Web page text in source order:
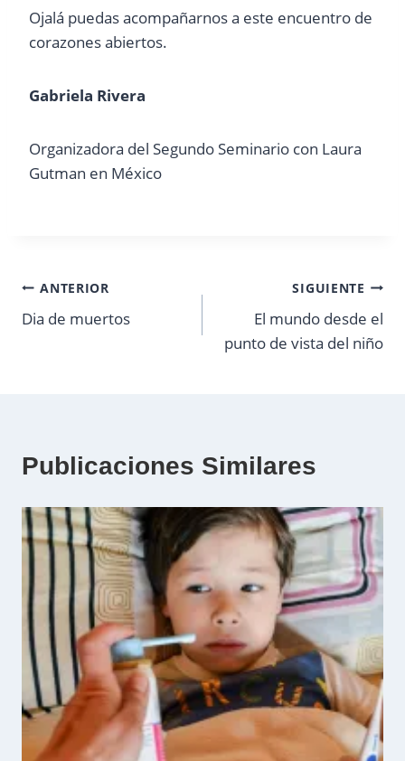
Ojalá puedas acompañarnos a este encuentro de
corazones abiertos.
Gabriela Rivera
Organizadora del Segundo Seminario con Laura
Gutman en México
Navegación
de
ANTERIOR
Dia de muertos
SIGUIENTE
El mundo desde el
punto de vista del niño
Publicaciones Similares